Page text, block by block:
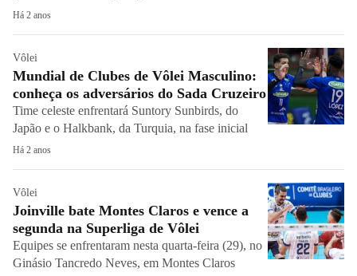
Há 2 anos
Vôlei
Mundial de Clubes de Vôlei Masculino:
conheça os adversários do Sada Cruzeiro
Time celeste enfrentará Suntory Sunbirds, do
Japão e o Halkbank, da Turquia, na fase inicial
Há 2 anos
Vôlei
Joinville bate Montes Claros e vence a
segunda na Superliga de Vôlei
Equipes se enfrentaram nesta quarta-feira (29), no
Ginásio Tancredo Neves, em Montes Claros